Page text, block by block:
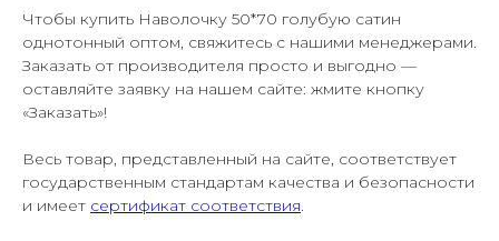
Чтобы купить Наволочку 50*70 голубую сатин
однотонный оптом, свяжитесь с нашими менеджерами.
Заказать от производителя просто и выгодно —
оставляйте заявку на нашем сайте: жмите кнопку
«Заказать»!
Весь товар, представленный на сайте, соответствует
государственным стандартам качества и безопасности
и имеет сертификат соответствия.